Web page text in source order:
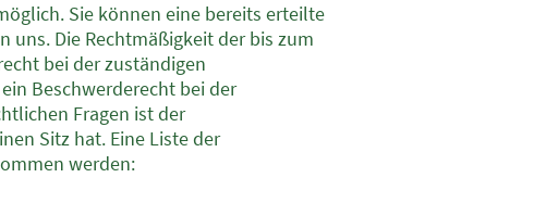
Sie können eine bereits erteilte
uns. Die Rechtmäßigkeit der bis zum
bei der zuständigen
Beschwerderecht bei der
Fragen ist der
Sitz hat. Eine Liste der
werden: